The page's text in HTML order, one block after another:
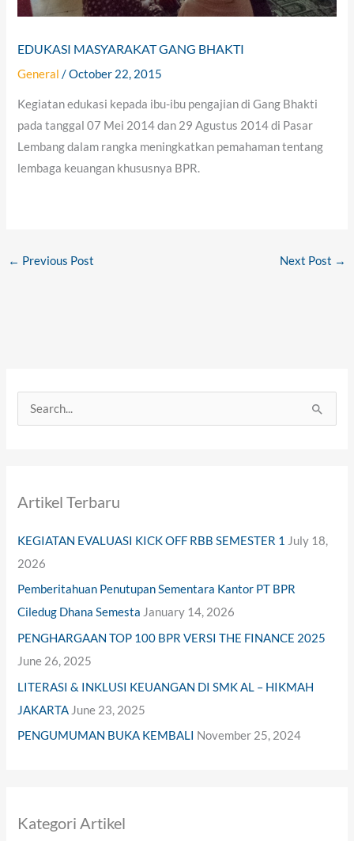
EDUKASI MASYARAKAT GANG BHAKTI
General /October 22, 2015
Kegiatan edukasi kepada ibu-ibu pengajian di Gang Bhakti
pada tanggal 07 Mei 2014 dan 29 Agustus 2014 di Pasar
Lembang dalam rangka meningkatkan pemahaman tentang
lembaga keuangan khususnya BPR.
← Previous Post Next Post →
c
r
:
Artikel Terbaru
KEGIATAN EVALUASI KICK OFF RBB SEMESTER 1 July 18,
2026
Pemberitahuan Penutupan Sementara Kantor PT BPR
Ciledug Dhana Semesta January 14, 2026
PENGHARGAAN TOP 100 BPR VERSI THE FINANCE 2025
June 26, 2025
LITERASI & INKLUSI KEUANGAN DI SMK AL – HIKMAH
JAKARTA June 23, 2025
PENGUMUMAN BUKA KEMBALI November 25, 2024
Kategori Artikel